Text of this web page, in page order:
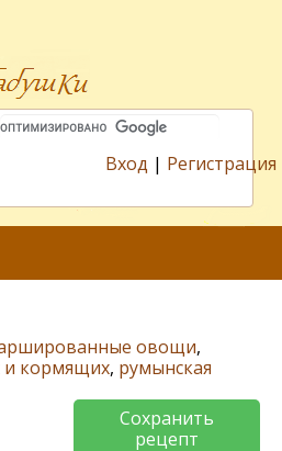
Вход | Регистрация
овощи,
и кормящих, румынская
Сохранить
рецепт